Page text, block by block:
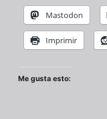
Mastodon
Imprimir
Me gusta esto: